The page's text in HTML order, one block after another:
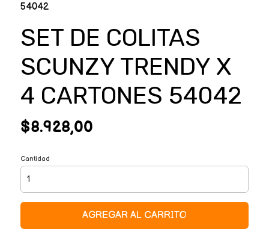
54042
SET DE COLITAS
SCUNZY TRENDY X
4 CARTONES 54042
$8.928,00
Cantidad
AGREGAR AL CARRITO